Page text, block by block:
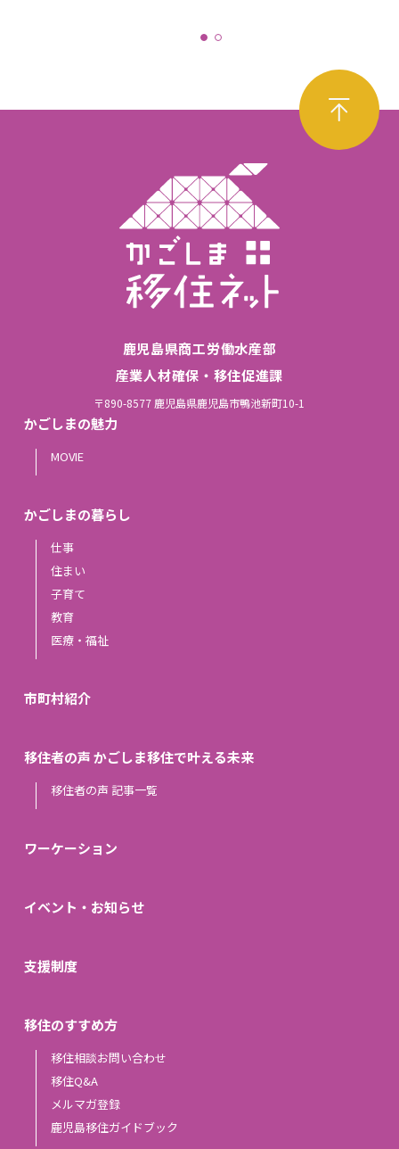
鹿児島県商工労働水産部
産業人材確保・移住促進課
〒890-8577 鹿児島県鹿児島市鴨池新町10-1
かごしまの魅力
MOVIE
かごしまの暮らし
仕事
住まい
子育て
教育
医療・福祉
市町村紹介
移住者の声 かごしま移住で叶える未来
移住者の声 記事一覧
ワーケーション
イベント・お知らせ
支援制度
移住のすすめ方
移住相談お問い合わせ
移住Q&A
メルマガ登録
鹿児島移住ガイドブック